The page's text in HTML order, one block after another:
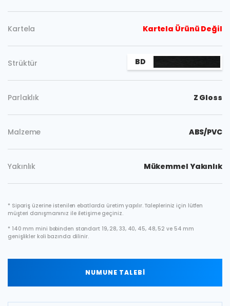
Kartela Kartela Ürünü Değil
Strüktür BD
Parlaklık Z Gloss
Malzeme ABS/PVC
Yakınlık Mükemmel Yakınlık
* Sipariş üzerine istenilen ebatlarda üretim yapılır. Talepleriniz için lütfen
müşteri danışmanınız ile iletişime geçiniz.
* 140 mm mini bobinden standart 19, 28, 33, 40, 45, 48, 52 ve 54 mm
genişlikler koli bazında dilinir.
NUMUNE TALEBİ
Kopyala